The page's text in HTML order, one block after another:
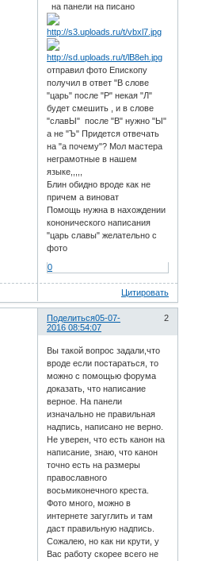
на панели на писано
отправил фото Епископу
получил в ответ "В слове
"царь" после "Р" некая "Л"
будет смешить , и в слове
"славЫ" после "В" нужно "Ы"
а не "Ъ" Придется отвечать
на "а почему"? Мол мастера
неграмотные в нашем
языке,,,,,
Блин обидно вроде как не
причем а виноват
Помощь нужна в нахождении
кононического написания
"царь славы" желательно с
фото
0
Цитировать
Поделиться 2
05-07-
2016 08:54:07
Вы такой вопрос задали,что
вроде если постараться, то
можно с помощью форума
доказать, что написание
верное. На панели
изначально не правильная
надпись, написано не верно.
Не уверен, что есть канон на
написание, знаю, что канон
точно есть на размеры
православного
восьмиконечного креста.
Фото много, можно в
интернете загуглить и там
даст правильную надпись.
Сожалею, но как ни крути, у
Вас работу скорее всего не